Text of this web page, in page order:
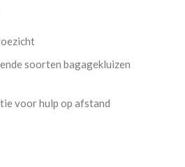
soorten bagagekluizen
voor hulp op afstand